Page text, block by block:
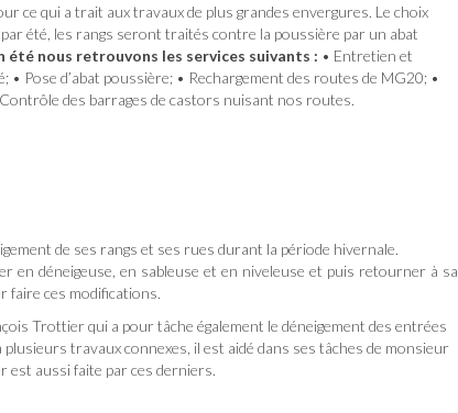
ce qui a trait aux travaux de plus grandes envergures. Le choix
été, les rangs seront traités contre la poussière par un abat
été nous retrouvons les services suivants : • Entretien et
Pose d’abat poussière; • Rechargement des routes de MG20; •
des barrages de castors nuisant nos routes.
de ses rangs et ses rues durant la période hivernale.
en déneigeuse, en sableuse et en niveleuse et puis retourner à sa
faire ces modifications.
Trottier qui a pour tâche également le déneigement des entrées
plusieurs travaux connexes, il est aidé dans ses tâches de monsieur
est aussi faite par ces derniers.